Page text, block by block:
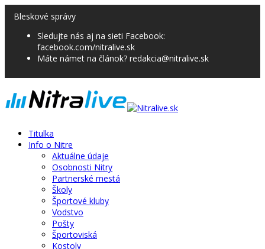
Bleskové správy
Sledujte nás aj na sieti Facebook:
facebook.com/nitralive.sk
Máte námet na článok? redakcia@nitralive.sk
Titulka
Info o Nitre
Aktuálne údaje
Osobnosti Nitry
Partnerské mestá
Školy
Športové kluby
Vodstvo
Pošty
Športoviská
Kostoly